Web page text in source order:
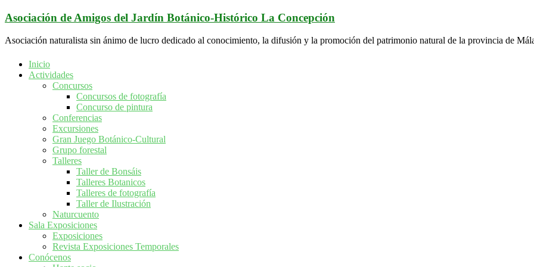
Saltar
contenido
Asociación de Amigos del Jardín Botánico-Histórico La Concepción
Asociación naturalista sin ánimo de lucro dedicado al conocimiento, la difusión y la promoción del patrimonio natural de la provincia de
Inicio
Actividades
Concursos
Concursos de fotografía
Concurso de pintura
Conferencias
Excursiones
Gran Juego Botánico-Cultural
Grupo forestal
Talleres
Taller de Bonsáis
Talleres Botanicos
Talleres de fotografía
Taller de Ilustración
Naturcuento
Sala Exposiciones
Exposiciones
Revista Exposiciones Temporales
Conócenos